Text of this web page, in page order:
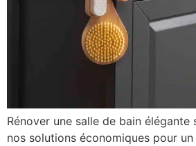
Rénover une salle de bain élégante
nos solutions économiques pour